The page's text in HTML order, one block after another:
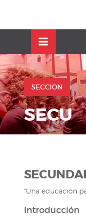
SECCION
SECU
“Una educación
Introducción